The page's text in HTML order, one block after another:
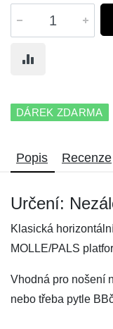
DÁREK ZDARMA
Popis Recenze
Určení:
Klasická
MOLLE/PALS
Vhodná pro nošení
nebo třeba pytle